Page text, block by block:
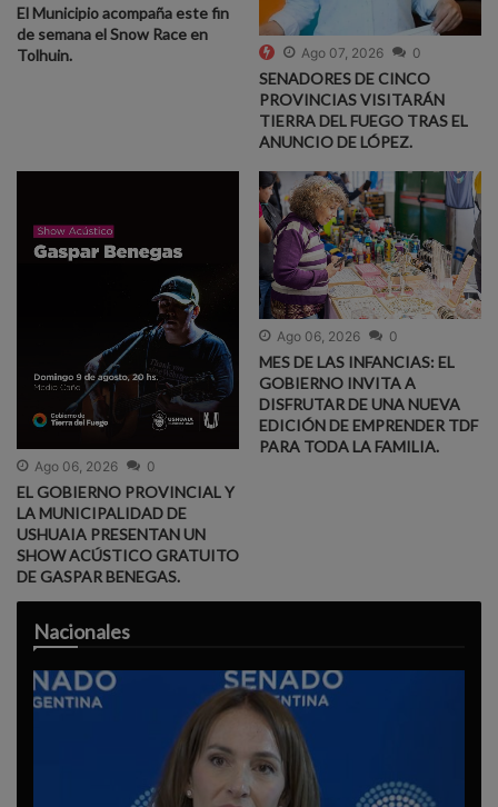
El Municipio acompaña este fin
de semana el Snow Race en
Tolhuin.
Ago 07, 2026 0
SENADORES DE CINCO
PROVINCIAS VISITARÁN
TIERRA DEL FUEGO TRAS EL
ANUNCIO DE LÓPEZ.
Ago 06, 2026 0
EL GOBIERNO PROVINCIAL Y
LA MUNICIPALIDAD DE
USHUAIA PRESENTAN UN
SHOW ACÚSTICO GRATUITO
DE GASPAR BENEGAS.
Ago 06, 2026 0
MES DE LAS INFANCIAS: EL
GOBIERNO INVITA A
DISFRUTAR DE UNA NUEVA
EDICIÓN DE EMPRENDER TDF
PARA TODA LA FAMILIA.
Nacionales